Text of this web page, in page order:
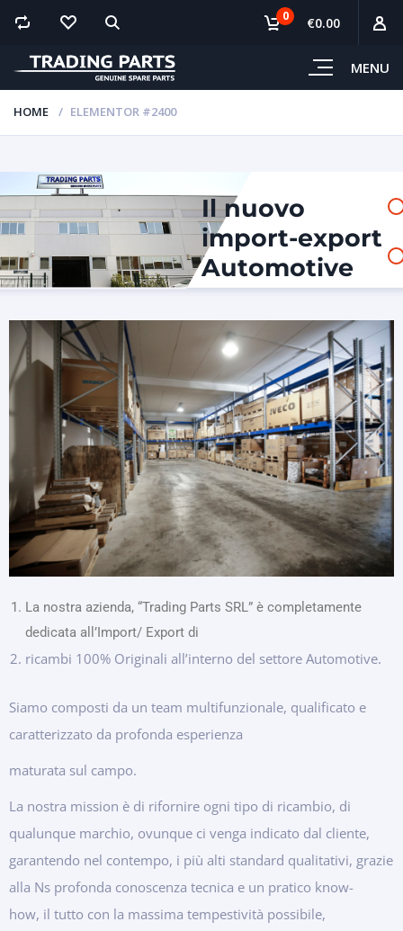
MENU
0 €0.00
HOME ELEMENTOR #2400
Il nuovo
import-export
Automotive
La nostra azienda, “Trading Parts SRL” è completamente
dedicata all’Import/ Export di
ricambi 100% Originali all’interno del settore Automotive.
Siamo composti da un team multifunzionale, qualificato e
caratterizzato da profonda esperienza
maturata sul campo.
La nostra mission è di rifornire ogni tipo di ricambio, di
qualunque marchio, ovunque ci venga indicato dal cliente,
garantendo nel contempo, i più alti standard qualitativi, grazie
alla Ns profonda conoscenza tecnica e un pratico know-
how, il tutto con la massima tempestività possibile,